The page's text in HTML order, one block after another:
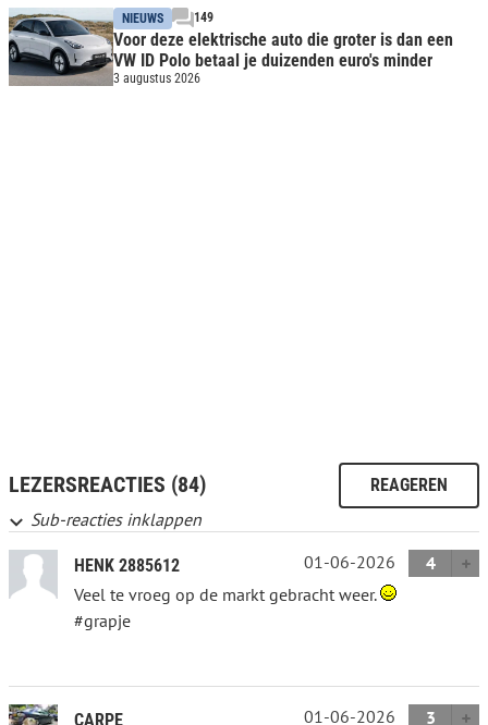
NIEUWS
149
Voor deze elektrische auto die groter is dan een
VW ID Polo betaal je duizenden euro's minder
3 augustus 2026
LEZERSREACTIES (84) REAGEREN
Sub-reacties inklappen
HENK 2885612 01-06-2026
4
Veel te vroeg op de markt gebracht weer.
#grapje
CARPE 01-06-2026 3